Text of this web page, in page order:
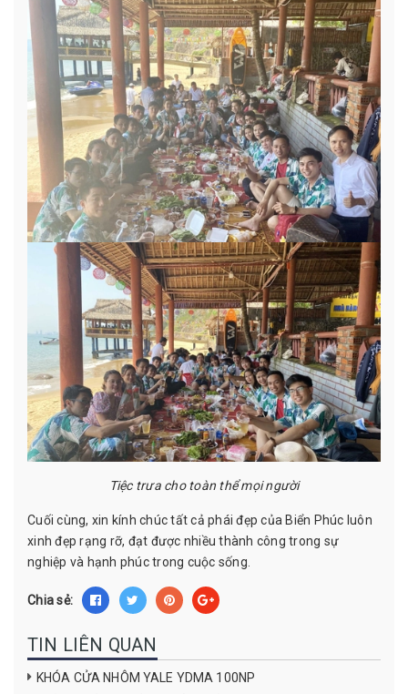
Tiệc trưa cho toàn thể mọi người
Cuối cùng, xin kính chúc tất cả phái đẹp của Biển Phúc luôn
xinh đẹp rạng rỡ, đạt được nhiều thành công trong sự
nghiệp và hạnh phúc trong cuộc sống.
Chia sẻ:
TIN LIÊN QUAN
KHÓA CỬA NHÔM YALE YDMA 100NP